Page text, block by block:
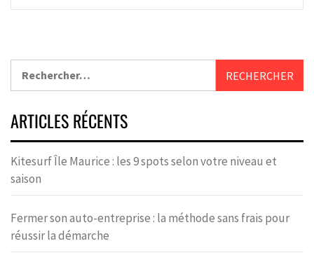
ARTICLES RÉCENTS
Kitesurf Île Maurice : les 9 spots selon votre niveau et
saison
Fermer son auto-entreprise : la méthode sans frais pour
réussir la démarche